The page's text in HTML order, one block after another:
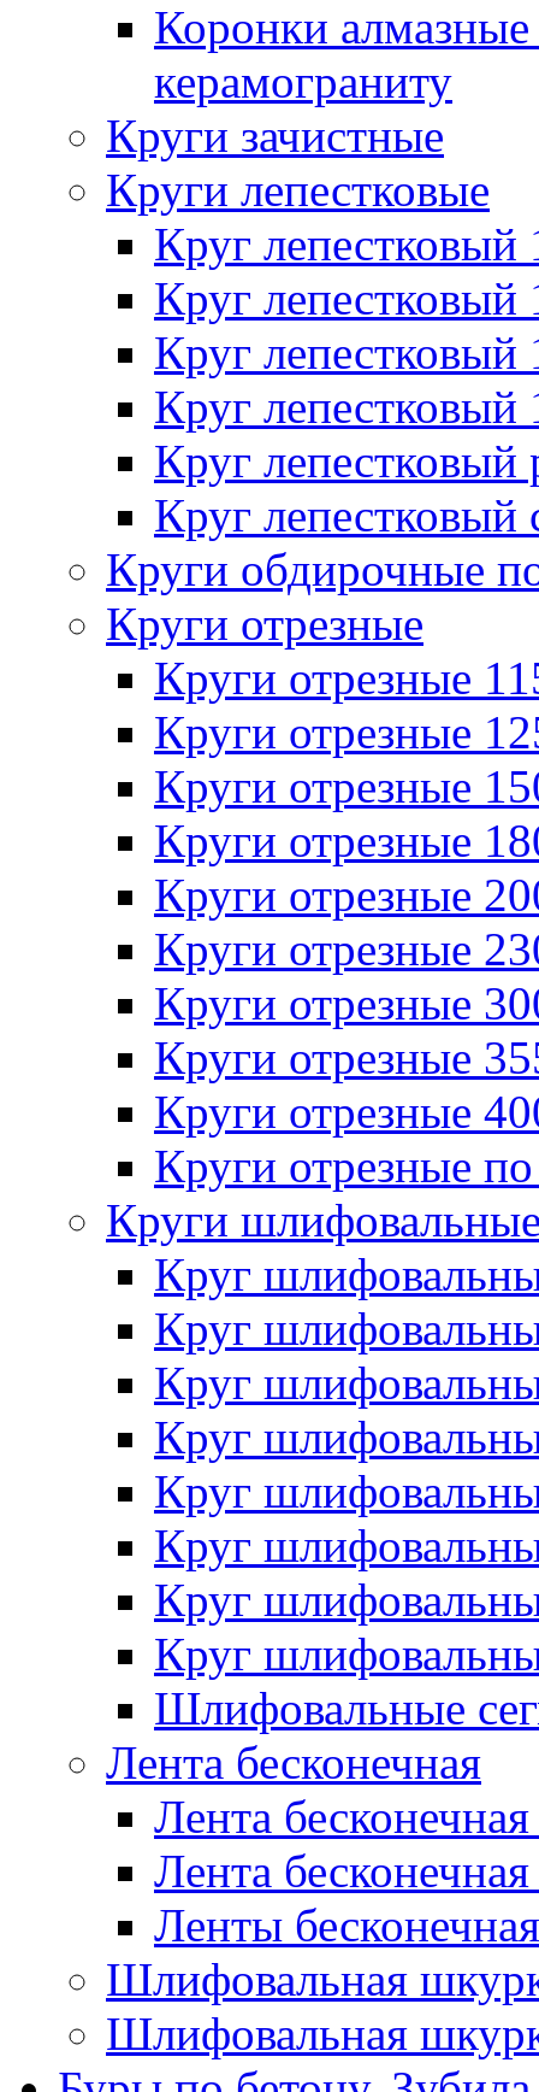
Коронки
керамограниту
Круги зачистные
Круги лепестковые
Круг
Круг
Круг
Круг
Круг лепестковый
Круг лепестковый
Круги обдирочные
Круги отрезные
Круги отрезные
Круги отрезные
Круги отрезные
Круги отрезные
Круги отрезные
Круги отрезные
Круги отрезные
Круги отрезные
Круги отрезные
Круги отрезные
Круги
Круг
Круг
Круг
Круг
Круг
Круг
Круг
Круг
Шлифовальные
Лента бесконечная
Лента
Лента
Ленты
Шлифовальная
Шлифовальная